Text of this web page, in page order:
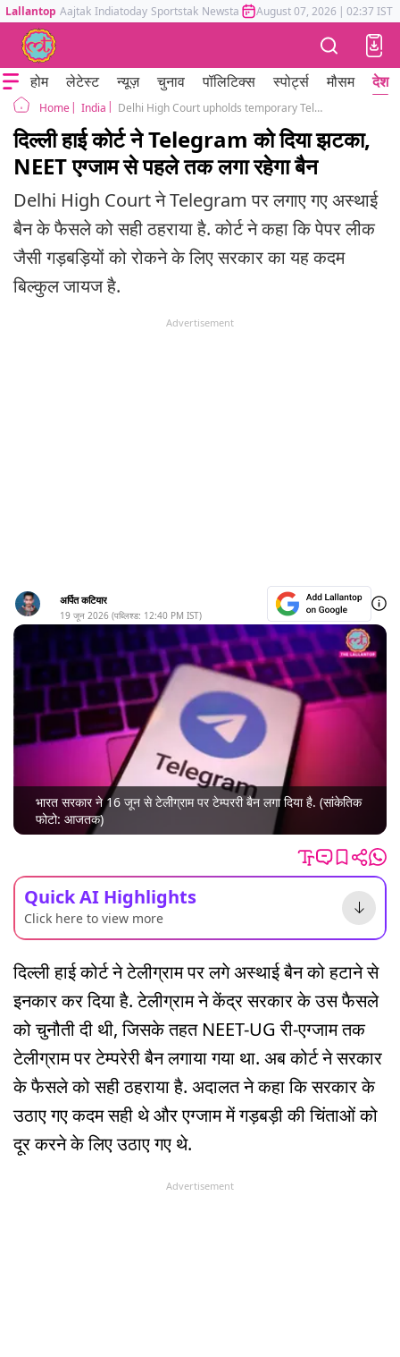
Lallantop Aajtak Indiatoday Sportstak Newstak Mumbai Tak Astrotak
August 07, 2026 | 02:37 IST
होम लेटेस्ट न्यूज़ चुनाव पॉलिटिक्स स्पोर्ट्स मौसम देश
Home India Delhi High Court upholds temporary Telegram ban in india until RE-NEET exam.
दिल्ली हाई कोर्ट ने Telegram को दिया झटका,
NEET एग्जाम से पहले तक लगा रहेगा बैन
Delhi High Court ने Telegram पर लगाए गए अस्थाई
बैन के फैसले को सही ठहराया है. कोर्ट ने कहा कि पेपर लीक
जैसी गड़बड़ियों को रोकने के लिए सरकार का यह कदम
बिल्कुल जायज है.
Advertisement
अर्पित कटियार
19 जून 2026 (पब्लिश्ड: 12:40 PM IST)
भारत सरकार ने 16 जून से टेलीग्राम पर टेम्पररी बैन लगा द‍िया है. (सांकेतिक
फोटो: आजतक)
Quick AI Highlights
Click here to view more
दिल्ली हाई कोर्ट ने टेलीग्राम पर लगे अस्थाई बैन को हटाने से
इनकार कर दिया है. टेलीग्राम ने केंद्र सरकार के उस फैसले
को चुनौती दी थी, जिसके तहत NEET-UG री-एग्जाम तक
टेलीग्राम पर टेम्परेरी बैन लगाया गया था. अब कोर्ट ने सरकार
के फैसले को सही ठहराया है. अदालत ने कहा कि सरकार के
उठाए गए कदम सही थे और एग्जाम में गड़बड़ी की चिंताओं को
दूर करने के लिए उठाए गए थे.
Advertisement